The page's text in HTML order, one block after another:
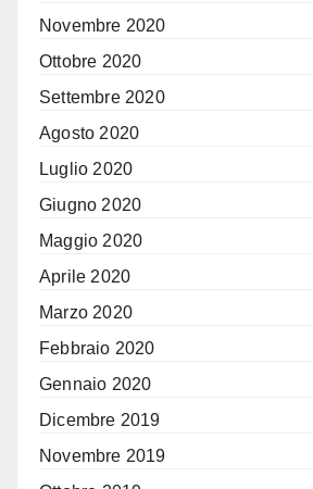
Novembre 2020
Ottobre 2020
Settembre 2020
Agosto 2020
Luglio 2020
Giugno 2020
Maggio 2020
Aprile 2020
Marzo 2020
Febbraio 2020
Gennaio 2020
Dicembre 2019
Novembre 2019